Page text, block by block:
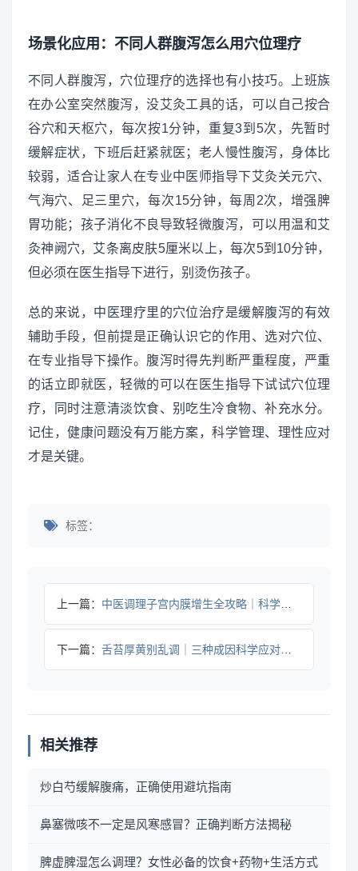
场景化应用：不同人群腹泻怎么用穴位理疗
不同人群腹泻，穴位理疗的选择也有小技巧。上班族
在办公室突然腹泻，没艾灸工具的话，可以自己按合
谷穴和天枢穴，每次按1分钟，重复3到5次，先暂时
缓解症状，下班后赶紧就医；老人慢性腹泻，身体比
较弱，适合让家人在专业中医师指导下艾灸关元穴、
气海穴、足三里穴，每次15分钟，每周2次，增强脾
胃功能；孩子消化不良导致轻微腹泻，可以用温和艾
灸神阙穴，艾条离皮肤5厘米以上，每次5到10分钟，
但必须在医生指导下进行，别烫伤孩子。
总的来说，中医理疗里的穴位治疗是缓解腹泻的有效
辅助手段，但前提是正确认识它的作用、选对穴位、
在专业指导下操作。腹泻时得先判断严重程度，严重
的话立即就医，轻微的可以在医生指导下试试穴位理
疗，同时注意清淡饮食、别吃生冷食物、补充水分。
记住，健康问题没有万能方案，科学管理、理性应对
才是关键。
标签：
上一篇： 中医调理子宫内膜增生全攻略｜科学方法与注意事项
下一篇： 舌苔厚黄别乱调｜三种成因科学应对指南
相关推荐
炒白芍缓解腹痛，正确使用避坑指南
鼻塞微咳不一定是风寒感冒？正确判断方法揭秘
脾虚脾湿怎么调理？女性必备的饮食+药物+生活方式